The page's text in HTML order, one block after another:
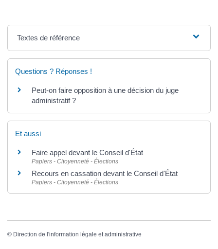
Textes de référence
Questions ? Réponses !
Peut-on faire opposition à une décision du juge
administratif ?
Et aussi
Faire appel devant le Conseil d'État
Papiers - Citoyenneté - Élections
Recours en cassation devant le Conseil d'État
Papiers - Citoyenneté - Élections
© Direction de l'information légale et administrative